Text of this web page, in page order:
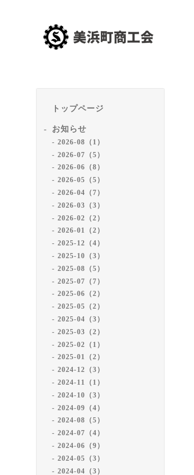
トップページ
お知らせ
2026-08（1）
2026-07（5）
2026-06（8）
2026-05（5）
2026-04（7）
2026-03（3）
2026-02（2）
2026-01（2）
2025-12（4）
2025-10（3）
2025-08（5）
2025-07（7）
2025-06（2）
2025-05（2）
2025-04（3）
2025-03（2）
2025-02（1）
2025-01（2）
2024-12（3）
2024-11（1）
2024-10（3）
2024-09（4）
2024-08（5）
2024-07（4）
2024-06（9）
2024-05（3）
2024-04（3）